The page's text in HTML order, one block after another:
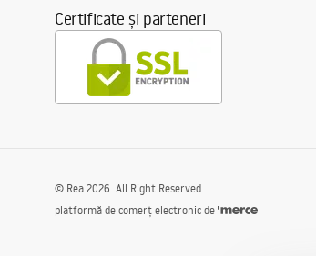
Certificate și parteneri
© Rea 2026. All Right Reserved.
platformă de comerț electronic de